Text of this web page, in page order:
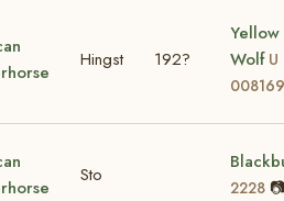
Hingst 192?
Yellow
Wolf U
Sto
2228